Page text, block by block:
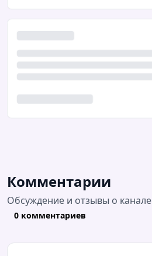
Комментарии
Обсуждение и отзывы о канале
0 комментариев